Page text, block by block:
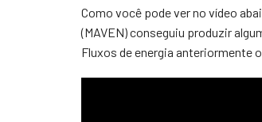
Como você pode ver no vídeo
(MAVEN) conseguiu produzir
Fluxos de energia anteriormente